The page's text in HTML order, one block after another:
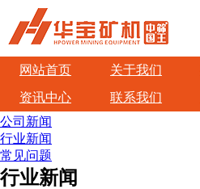
网站首页 关于我们
资讯中心
联系我们
公司新闻
行业新闻
常见问题
行业新闻